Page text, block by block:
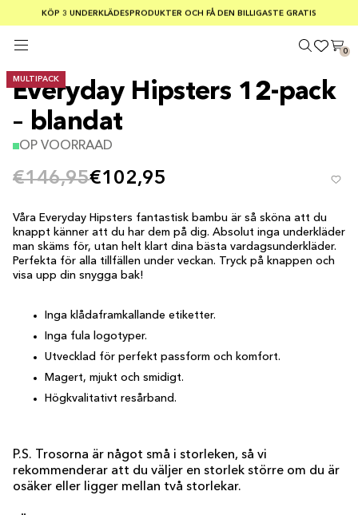
KÖP 3 UNDERKLÄDESPRODUKTER OCH FÅ DEN BILLIGASTE GRATIS
GRATIS FRAKT VID BESTÄLLNINGAR ÖVER 75 €
Säker betalning med Klarna
0
MULTIPACK
Everyday Hipsters 12-pack
– blandat
OP VOORRAAD
€146,95€102,95
Våra Everyday Hipsters fantastisk bambu är så sköna att du
knappt känner att du har dem på dig. Absolut inga underkläder
man skäms för, utan helt klart dina bästa vardagsunderkläder.
Perfekta för alla tillfällen under veckan. Tryck på knappen och
visa upp din snygga bak!
Inga klådaframkallande etiketter.
Inga fula logotyper.
Utvecklad för perfekt passform och komfort.
Magert, mjukt och smidigt.
Högkvalitativt resårband.
P.S. Trosorna är något små i storleken, så vi
rekommenderar att du väljer en storlek större om du är
osäker eller ligger mellan två storlekar.